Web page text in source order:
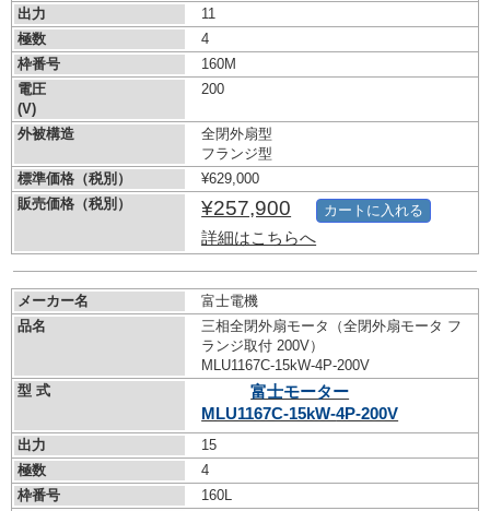
出力
11
極数
4
枠番号
160M
電圧
(V)
200
外被構造
全閉外扇型
フランジ型
標準価格（税別）
¥629,000
販売価格（税別）
¥257,900
詳細はこちらへ
カートに入れる
メーカー名
富士電機
品名
三相全閉外扇モータ（全閉外扇モータ フ
ランジ取付 200V）
MLU1167C-15kW-4P-200V
型 式
富士モーター
MLU1167C-15kW-4P-200V
出力
15
極数
4
枠番号
160L